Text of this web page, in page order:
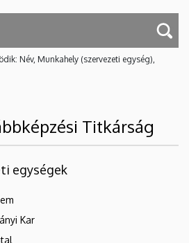
Név, Munkahely (szervezeti egység),
Titkárság
egységek
Kar